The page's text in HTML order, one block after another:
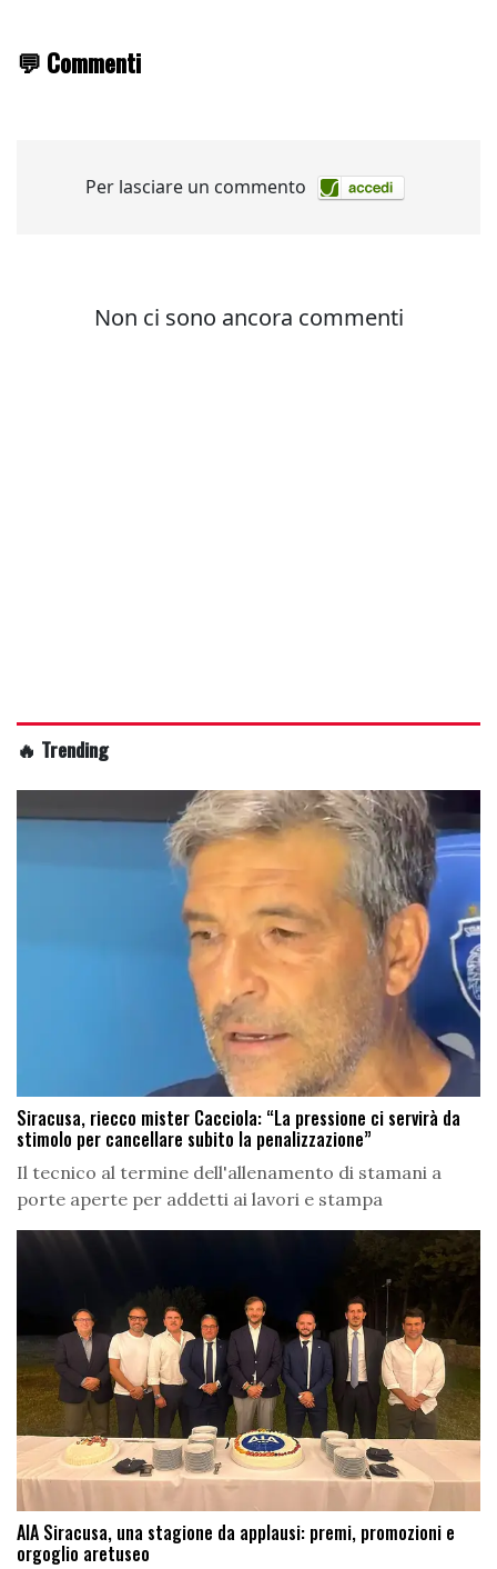
💬 Commenti
🔥 Trending
Siracusa, riecco mister Cacciola: “La pressione ci servirà da
stimolo per cancellare subito la penalizzazione”
Il tecnico al termine dell'allenamento di stamani a
porte aperte per addetti ai lavori e stampa
AIA Siracusa, una stagione da applausi: premi, promozioni e
orgoglio aretuseo